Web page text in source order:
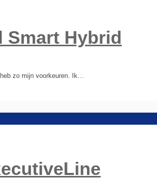
Smart Hybrid
zo mijn voorkeuren. Ik…